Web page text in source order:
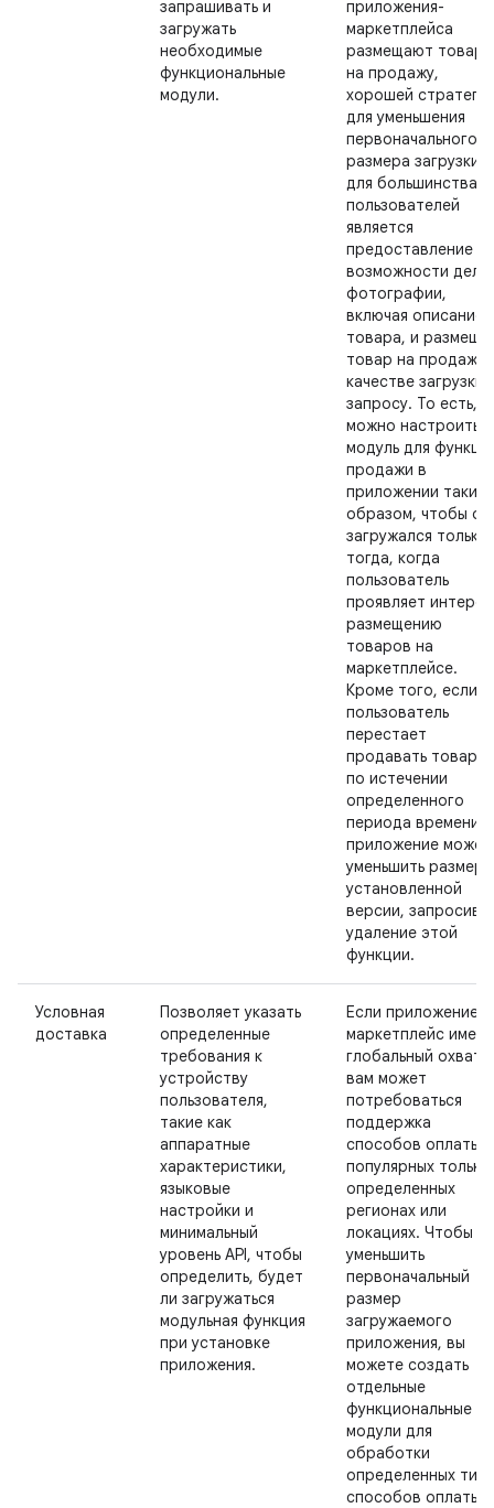
запрашивать и
загружать
необходимые
функциональные
модули.
приложения-
маркетплейса
размещают товары
на продажу,
хорошей
для уменьшения
первоначального
размера загрузки
для большинства
пользователей
является
предоставление
возможности
фотографии,
включая описание
товара, и
товар на продажу
качестве загрузки
запросу. То есть,
можно настроить
модуль для
продажи в
приложении таким
образом, чтобы он
загружался только
тогда, когда
пользователь
проявляет
размещению
товаров на
маркетплейсе.
Кроме того, если
пользователь
перестает
продавать товары
по истечении
определенного
периода времени,
приложение может
уменьшить размер
установленной
версии, запросив
удаление этой
функции.
Условная
доставка
Позволяет указать
определенные
требования к
устройству
пользователя,
такие как
аппаратные
характеристики,
языковые
настройки и
минимальный
уровень API, чтобы
определить, будет
ли загружаться
модульная функция
при установке
приложения.
Если приложение-
маркетплейс имеет
глобальный охват,
вам может
потребоваться
поддержка
способов оплаты,
популярных только
определенных
регионах или
локациях. Чтобы
уменьшить
первоначальный
размер
загружаемого
приложения, вы
можете создать
отдельные
функциональные
модули для
обработки
определенных
способов оплаты и